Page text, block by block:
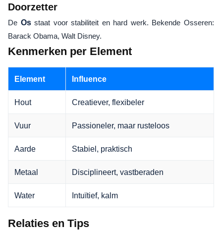
Doorzetter
De Osstaat voor stabiliteit en hard werk. Bekende Osseren:
Barack Obama, Walt Disney.
Kenmerken per Element
Element Influence
Hout Creatiever, flexibeler
Vuur Passioneler, maar rusteloos
Aarde Stabiel, praktisch
Metaal Disciplineert, vastberaden
Water Intuïtief, kalm
Relaties en Tips